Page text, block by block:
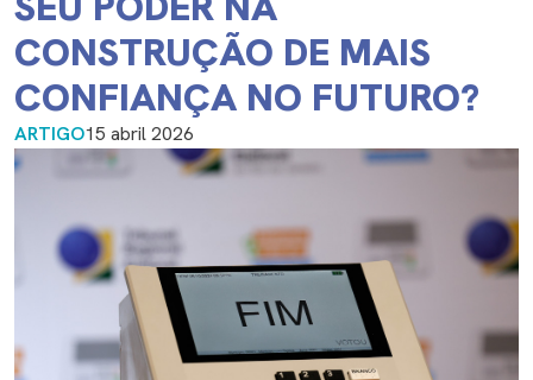
CONSTRUÇÃO DE MAIS
CONFIANÇA NO FUTURO?
ARTIGO15 abril 2026